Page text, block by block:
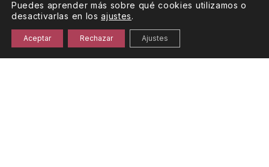
Puedes aprender más sobre qué cookies utilizamos o
desactivarlas en losajustes.
Aceptar Rechazar Ajustes